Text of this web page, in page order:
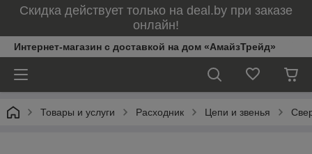
Скидка действует только на deal.by при заказе
онлайн!
Интернет-магазин с доставкой на дом «АмайзТрейд»
Товары и услуги Расходник Цепи и звенья